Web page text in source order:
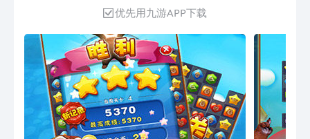
引爆头像风暴。 全球首创加入不同玩
法：经典模式、争分夺秒、冰块模式、疯
狂钻石。无论您追求速度，还是讲究技
巧，都能畅享无限乐趣。
优先用九游APP下载